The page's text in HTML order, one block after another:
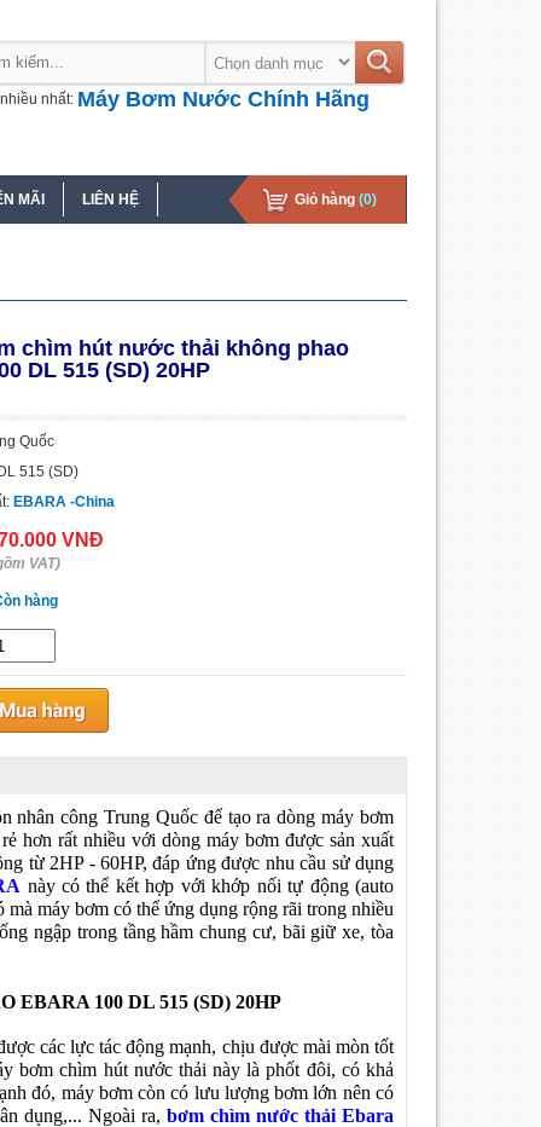
nhất: Máy Bơm Nước Chính Hãng
MÃI LIÊN HỆ Giỏ hàng (0)
chìm hút nước thải không phao
DL 515 (SD) 20HP
Quốc
515 (SD)
EBARA -China
VNĐ
VAT)
hàng
nhân công Trung Quốc để tạo ra dòng máy bơm
hơn rất nhiều với dòng máy bơm được sản xuất
từ 2HP - 60HP, đáp ứng được nhu cầu sử dụng
này có thể kết hợp với khớp nối tự động (auto
máy bơm có thể ứng dụng rộng rãi trong nhiều
ngập trong tầng hầm chung cư, bãi giữ xe, tòa
100 DL 515 (SD) 20HP
các lực tác động mạnh, chịu được mài mòn tốt
bơm chìm hút nước thải này là phốt đôi, có khả
đó, máy bơm còn có lưu lượng bơm lớn nên có
dụng,... Ngoài ra,bơm chìm nước thải Ebara